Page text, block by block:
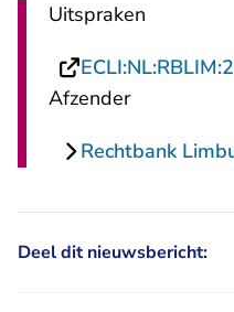
Uitspraken
Afzender
Rechtbank
Deel dit nieuwsbericht: